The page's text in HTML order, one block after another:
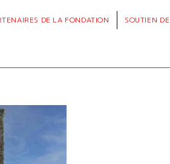
DE LA FONDATION SOUTIEN